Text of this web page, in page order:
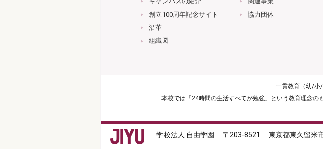
創立100周年記念サイト
沿革
組織図
協力団体
一貫教育（幼/小
本校では「24時間の生活すべてが勉強」という教育理念
学校法人 自由学園 〒203-8521 東京都東久留米